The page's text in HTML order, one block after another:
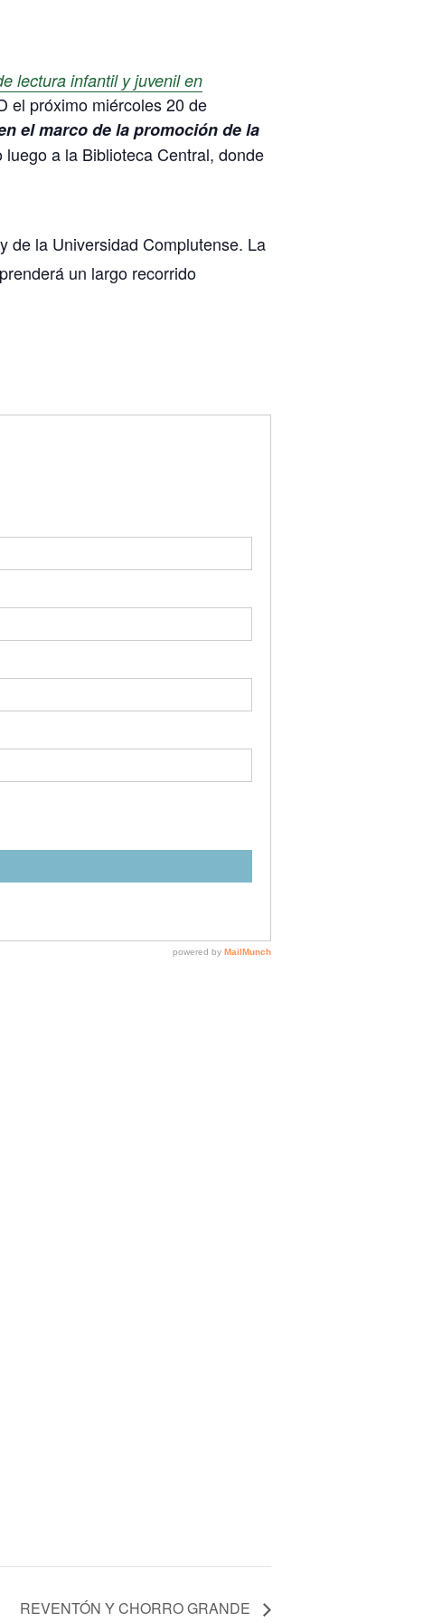
lectura infantil y juvenil en
el próximo miércoles 20 de
el marco de la promoción de la
luego a la Biblioteca Central, donde
de la Universidad Complutense. La
un largo recorrido
REVENTÓN Y CHORRO GRANDE